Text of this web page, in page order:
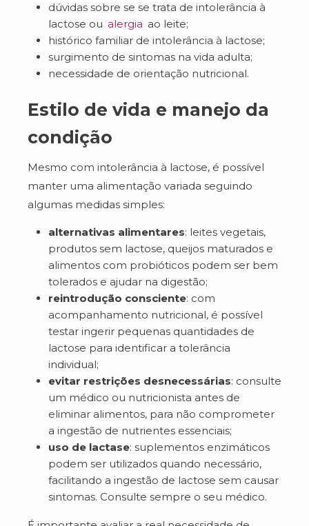
dúvidas sobre se se trata de intolerância à
lactose ou alergia ao leite;
histórico familiar de intolerância à lactose;
surgimento de sintomas na vida adulta;
necessidade de orientação nutricional.
Estilo de vida e manejo da
condição
Mesmo com intolerância à lactose, é possível
manter uma alimentação variada seguindo
algumas medidas simples:
alternativas alimentares: leites vegetais,
produtos sem lactose, queijos maturados e
alimentos com probióticos podem ser bem
tolerados e ajudar na digestão;
reintrodução consciente: com
acompanhamento nutricional, é possível
testar ingerir pequenas quantidades de
lactose para identificar a tolerância
individual;
evitar restrições desnecessárias: consulte
um médico ou nutricionista antes de
eliminar alimentos, para não comprometer
a ingestão de nutrientes essenciais;
uso de lactase: suplementos enzimáticos
podem ser utilizados quando necessário,
facilitando a ingestão de lactose sem causar
sintomas. Consulte sempre o seu médico.